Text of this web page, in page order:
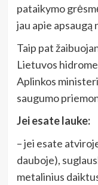
pataikymo
jau apie
Taip pat
Lietuvos
Aplinkos
saugumo
Jei esate lauke:
– jei esate
dauboje),
metalinius